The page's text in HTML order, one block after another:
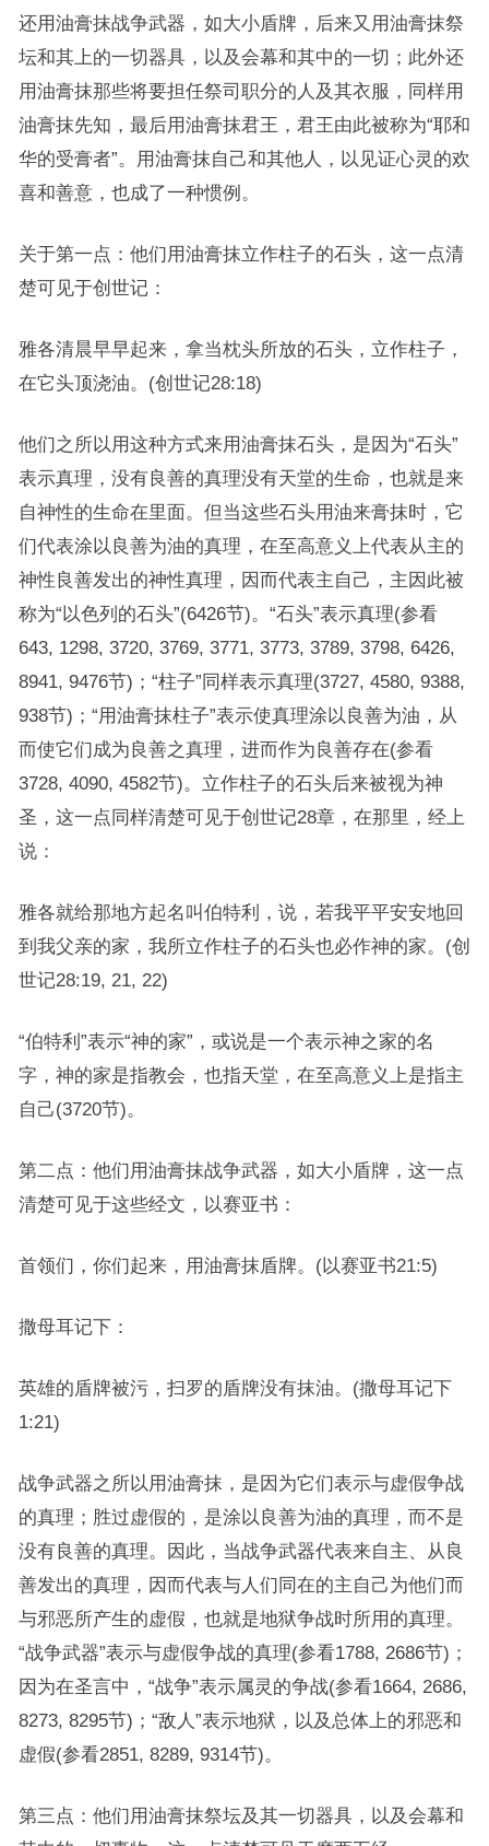
还用油膏抹战争武器，如大小盾牌，后来又用油膏抹祭
坛和其上的一切器具，以及会幕和其中的一切；此外还
用油膏抹那些将要担任祭司职分的人及其衣服，同样用
油膏抹先知，最后用油膏抹君王，君王由此被称为“耶和
华的受膏者”。用油膏抹自己和其他人，以见证心灵的欢
喜和善意，也成了一种惯例。
关于第一点：他们用油膏抹立作柱子的石头，这一点清
楚可见于创世记：
雅各清晨早早起来，拿当枕头所放的石头，立作柱子，
在它头顶浇油。(创世记28:18)
他们之所以用这种方式来用油膏抹石头，是因为“石头”
表示真理，没有良善的真理没有天堂的生命，也就是来
自神性的生命在里面。但当这些石头用油来膏抹时，它
们代表涂以良善为油的真理，在至高意义上代表从主的
神性良善发出的神性真理，因而代表主自己，主因此被
称为“以色列的石头”(6426节)。“石头”表示真理(参看
643, 1298, 3720, 3769, 3771, 3773, 3789, 3798, 6426,
8941, 9476节)；“柱子”同样表示真理(3727, 4580, 9388,
938节)；“用油膏抹柱子”表示使真理涂以良善为油，从
而使它们成为良善之真理，进而作为良善存在(参看
3728, 4090, 4582节)。立作柱子的石头后来被视为神
圣，这一点同样清楚可见于创世记28章，在那里，经上
说：
雅各就给那地方起名叫伯特利，说，若我平平安安地回
到我父亲的家，我所立作柱子的石头也必作神的家。(创
世记28:19, 21, 22)
“伯特利”表示“神的家”，或说是一个表示神之家的名
字，神的家是指教会，也指天堂，在至高意义上是指主
自己(3720节)。
第二点：他们用油膏抹战争武器，如大小盾牌，这一点
清楚可见于这些经文，以赛亚书：
首领们，你们起来，用油膏抹盾牌。(以赛亚书21:5)
撒母耳记下：
英雄的盾牌被污，扫罗的盾牌没有抹油。(撒母耳记下
1:21)
战争武器之所以用油膏抹，是因为它们表示与虚假争战
的真理；胜过虚假的，是涂以良善为油的真理，而不是
没有良善的真理。因此，当战争武器代表来自主、从良
善发出的真理，因而代表与人们同在的主自己为他们而
与邪恶所产生的虚假，也就是地狱争战时所用的真理。
“战争武器”表示与虚假争战的真理(参看1788, 2686节)；
因为在圣言中，“战争”表示属灵的争战(参看1664, 2686,
8273, 8295节)；“敌人”表示地狱，以及总体上的邪恶和
虚假(参看2851, 8289, 9314节)。
第三点：他们用油膏抹祭坛及其一切器具，以及会幕和